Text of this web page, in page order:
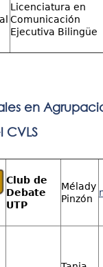
Licenciatura en
Comunicación
Ejecutiva Bilingüe
en
CVLS
Club de
Debate
UTP
Mélady
Pinzón